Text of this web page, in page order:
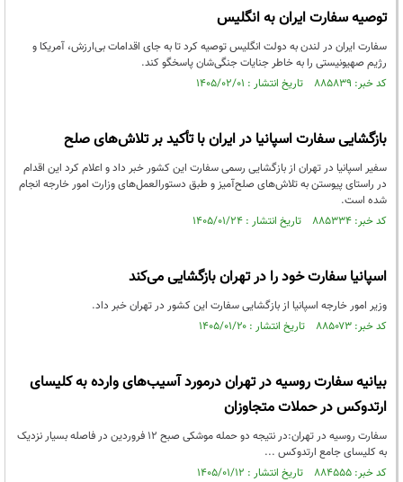
توصیه سفارت ایران به انگلیس
سفارت ایران در لندن به دولت انگلیس توصیه کرد تا به جای اقدامات بی‌ارزش، آمریکا و
رژیم صهیونیستی را به خاطر جنایات جنگی‌شان پاسخگو کند.
کد خبر: ۸۸۵۸۳۹ تاریخ انتشار : ۱۴۰۵/۰۲/۰۱
بازگشایی سفارت اسپانیا در ایران با تأکید بر تلاش‌های صلح
سفیر اسپانیا در تهران از بازگشایی رسمی سفارت این کشور خبر داد و اعلام کرد این اقدام
در راستای پیوستن به تلاش‌های صلح‌آمیز و طبق دستورالعمل‌های وزارت امور خارجه انجام
شده است.
کد خبر: ۸۸۵۳۳۴ تاریخ انتشار : ۱۴۰۵/۰۱/۲۴
اسپانیا سفارت خود را در تهران بازگشایی می‌کند
وزیر امور خارجه اسپانیا از بازگشایی سفارت این کشور در تهران خبر داد.
کد خبر: ۸۸۵۰۷۳ تاریخ انتشار : ۱۴۰۵/۰۱/۲۰
بیانیه سفارت روسیه در تهران درمورد آسیب‌های وارده به کلیسای
ارتدوکس در حملات متجاوزان
سفارت روسیه در تهران:در نتیجه دو حمله موشکی صبح ۱۲ فروردین در فاصله بسیار نزدیک
به کلیسای جامع ارتدوکس ...
کد خبر: ۸۸۴۵۵۵ تاریخ انتشار : ۱۴۰۵/۰۱/۱۲